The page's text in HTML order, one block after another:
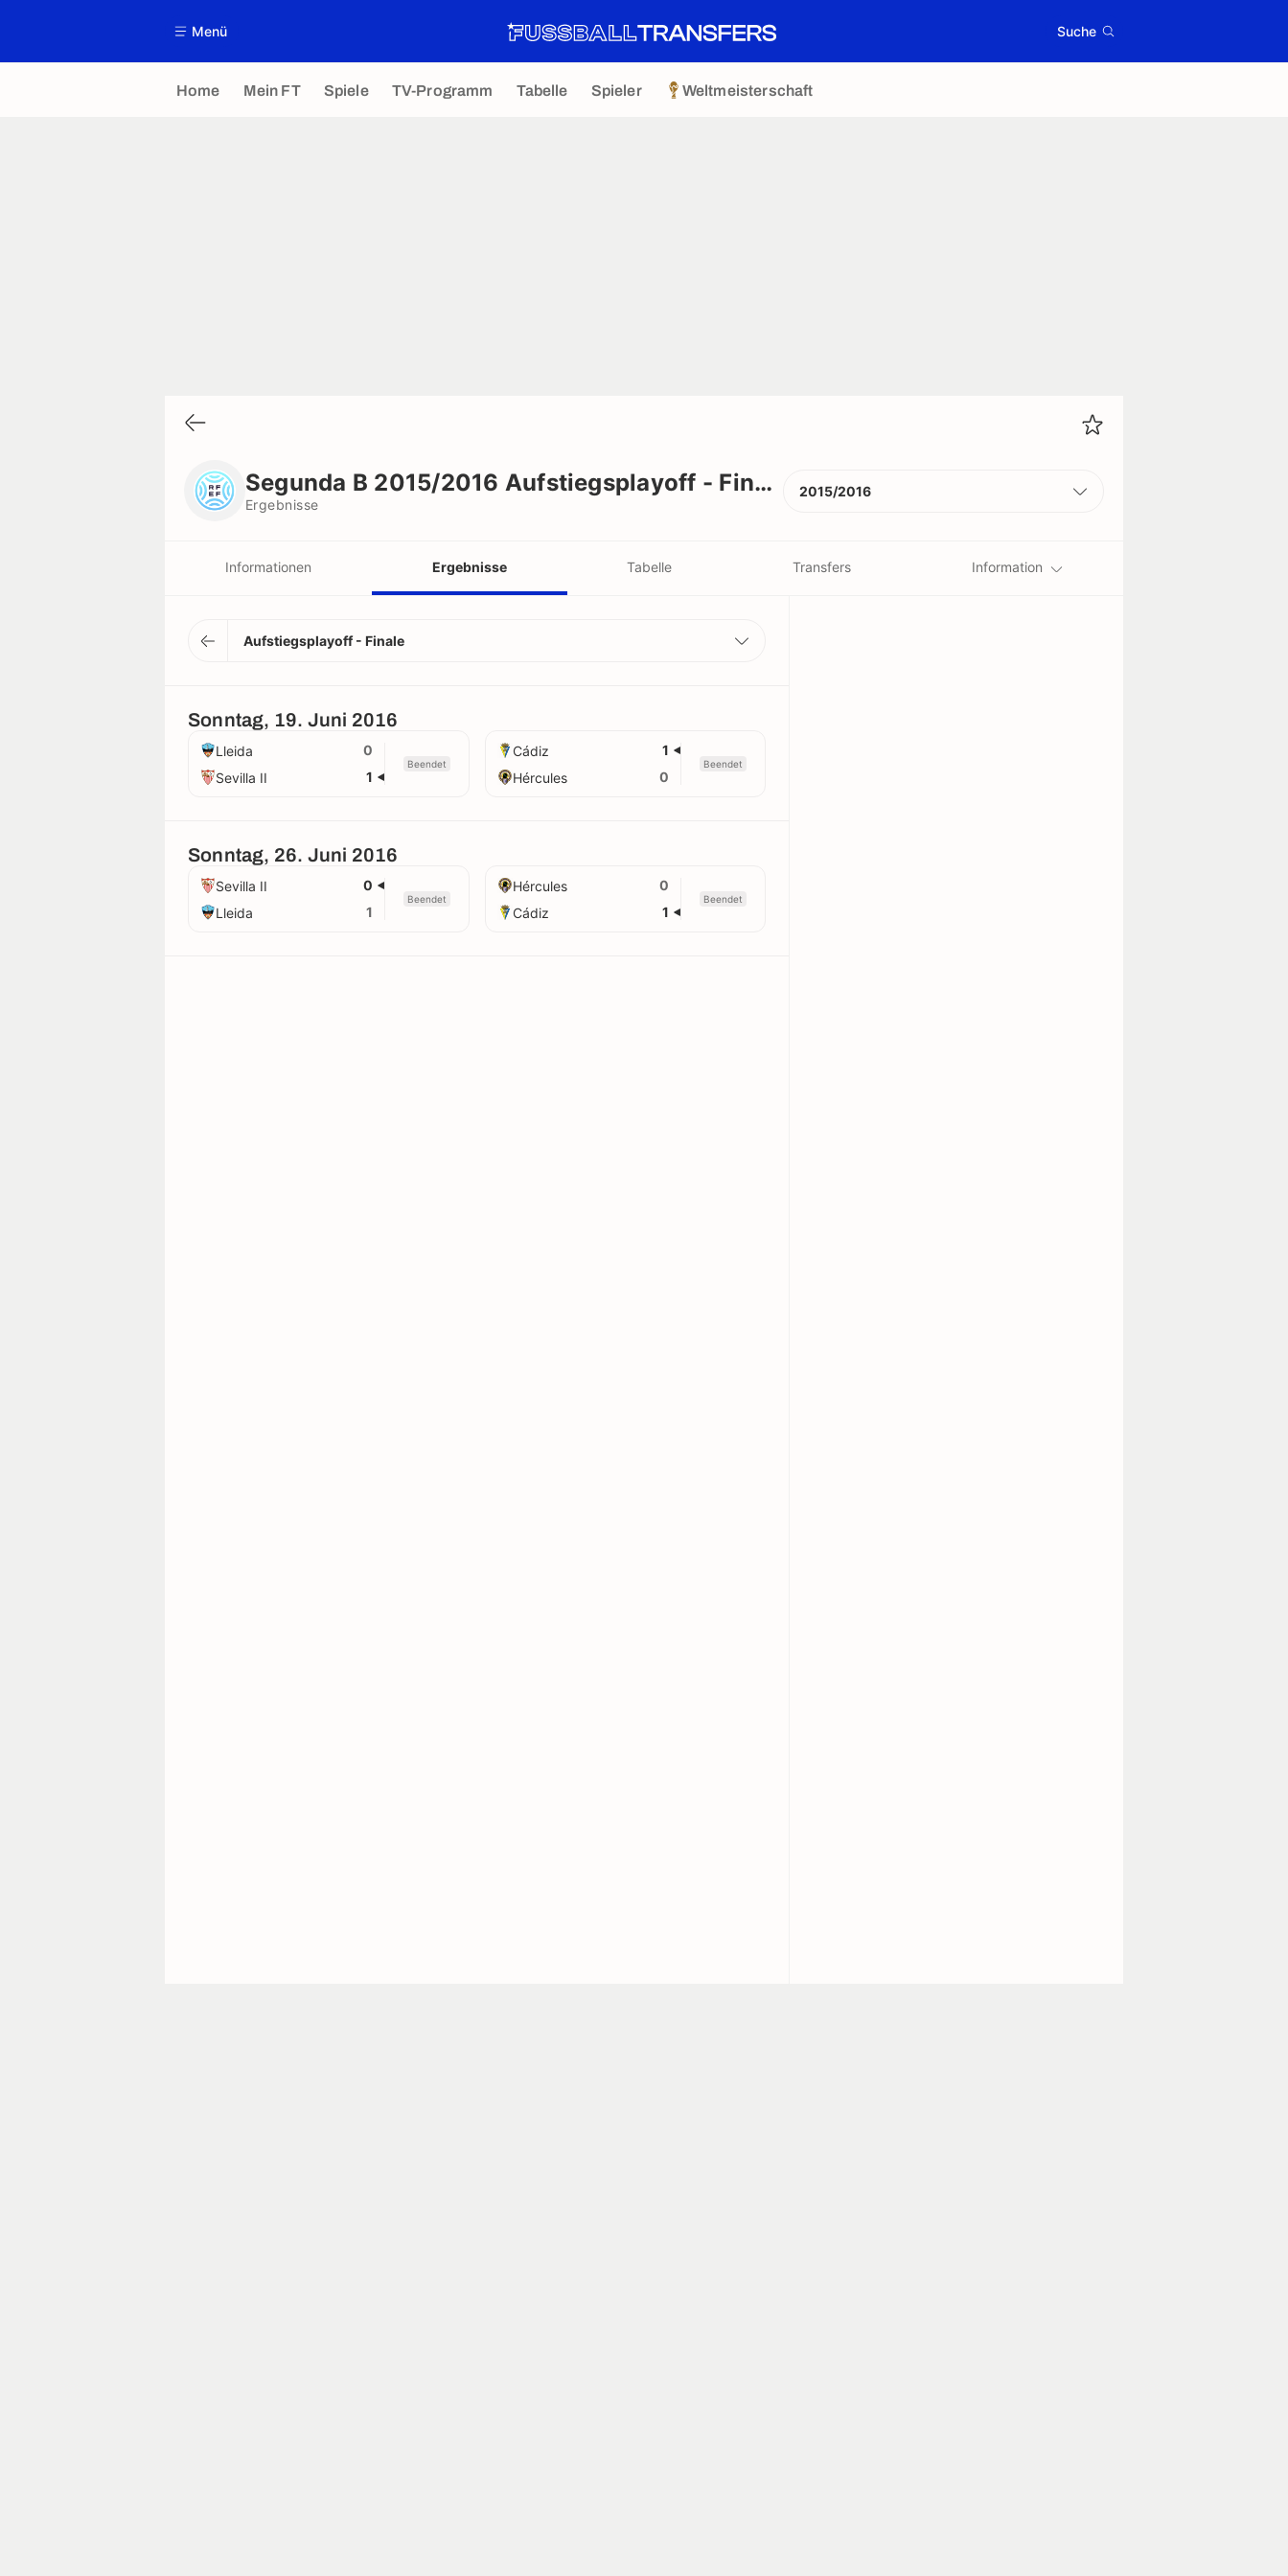
Menü Suche
Home Mein FT Spiele TV-Programm Tabelle Spieler Weltmeisterschaft
Segunda B 2015/2016 Aufstiegsplayoff - Finale
Ergebnisse
2015/2016
Informationen Ergebnisse Tabelle Transfers Information
Schiedsrichter
Rekorde
Aufstiegsplayoff - Finale
Sonntag, 19. Juni 2016
Lleida
0
Sevilla II
1
Beendet
Cádiz
1
Hércules
0
Beendet
Sonntag, 26. Juni 2016
Sevilla II
0
Lleida
1
Beendet
Hércules
0
Cádiz
1
Beendet